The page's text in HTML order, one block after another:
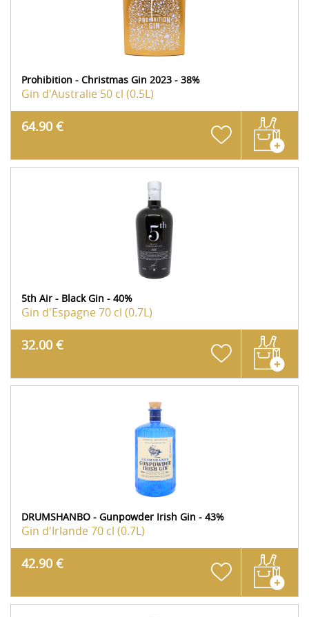
Prohibition - Christmas Gin 2023 - 38%
Gin d'Australie 50 cl (0.5L)
64.90 €
5th Air - Black Gin - 40%
Gin d'Espagne70 cl (0.7L)
32.00 €
DRUMSHANBO - Gunpowder Irish Gin - 43%
Gin d'Irlande70 cl (0.7L)
42.90 €